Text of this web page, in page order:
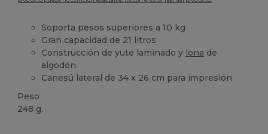
Soporta pesos superiores a 10 kg
Gran capacidad de 21 litros
Construcción de yute laminado y lona de
algodón
Canesú lateral de 34 x 26 cm para impresión
Peso
248 g.